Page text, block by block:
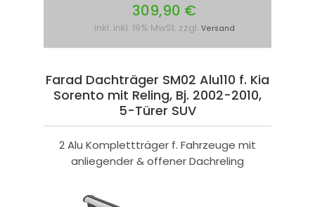
309,90 €
inkl. inkl. 19% MwSt. zzgl. Versand
Farad Dachträger SM02 Alu110 f. Kia
Sorento mit Reling, Bj. 2002-2010,
5-Türer SUV
2 Alu Komplettträger f. Fahrzeuge mit
anliegender & offener Dachreling